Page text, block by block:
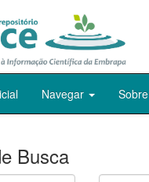
Navegar Sobre
Busca